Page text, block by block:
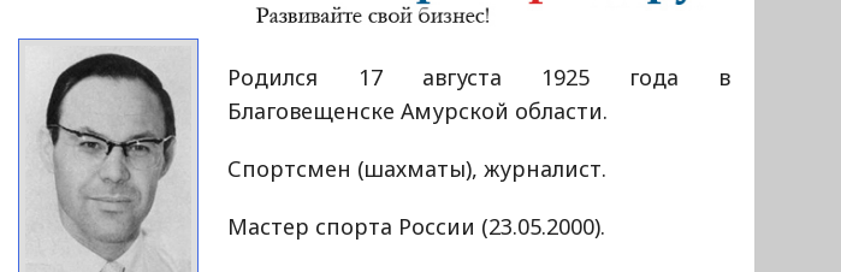
Родился 17 августа 1925 года в
Благовещенске Амурской области.
Спортсмен (шахматы), журналист.
Мастер спорта России (23.05.2000).